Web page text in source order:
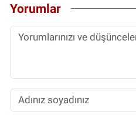
Yorumlar